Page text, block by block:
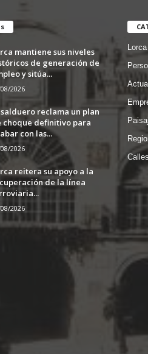
mantiene sus niveles
de generación de
y sitúa...
2026
reclama un plan
choque definitivo para
con las...
2026
reitera su apoyo a la
de la línea
2026
Lorca